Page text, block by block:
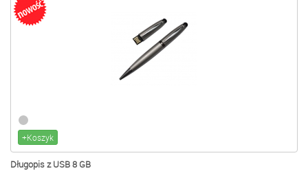
+Koszyk
Długopis z USB 8 GB